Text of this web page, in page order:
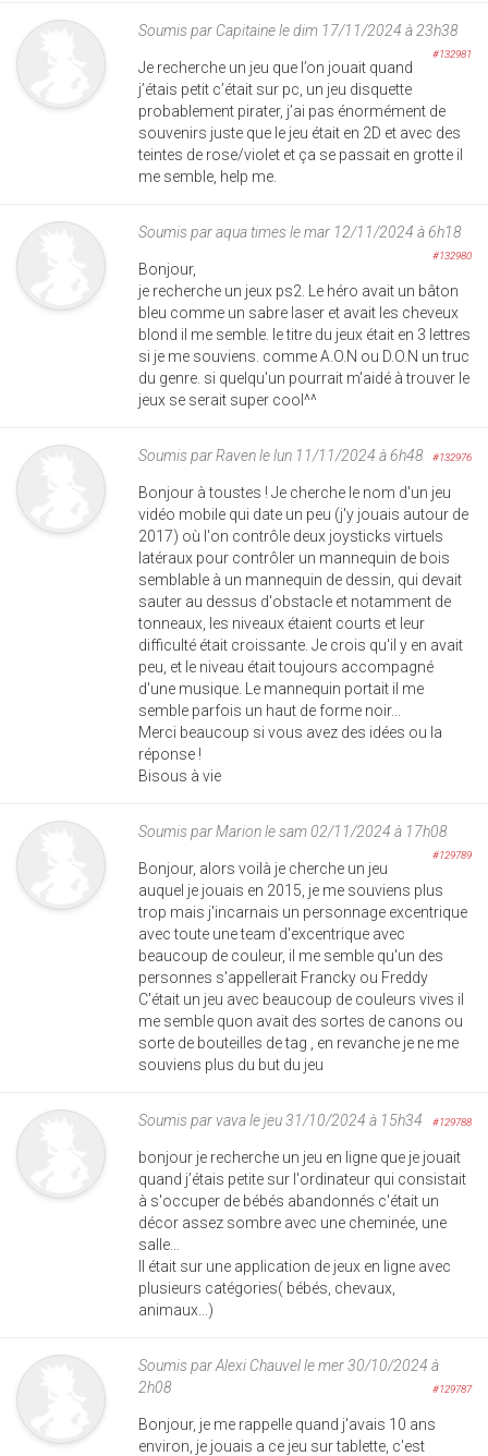
Soumis par Capitainele dim 17/11/2024 à 23h38
#132981
Je recherche un jeu que l’on jouait quand
j’étais petit c’était sur pc, un jeu disquette
probablement pirater, j’ai pas énormément de
souvenirs juste que le jeu était en 2D et avec des
teintes de rose/violet et ça se passait en grotte il
me semble, help me.
Soumis paraqua timesle mar 12/11/2024 à 6h18
#132980
Bonjour,
je recherche un jeux ps2. Le héro avait un bâton
bleu comme un sabre laser et avait les cheveux
blond il me semble. le titre du jeux était en 3 lettres
si je me souviens. comme A.O.N ou D.O.N un truc
du genre. si quelqu'un pourrait m'aidé à trouver le
jeux se serait super cool^^
Soumis parRavenle lun 11/11/2024 à 6h48 #132976
Bonjour à toustes ! Je cherche le nom d'un jeu
vidéo mobile qui date un peu (j'y jouais autour de
2017) où l'on contrôle deux joysticks virtuels
latéraux pour contrôler un mannequin de bois
semblable à un mannequin de dessin, qui devait
sauter au dessus d'obstacle et notamment de
tonneaux, les niveaux étaient courts et leur
difficulté était croissante. Je crois qu'il y en avait
peu, et le niveau était toujours accompagné
d'une musique. Le mannequin portait il me
semble parfois un haut de forme noir...
Merci beaucoup si vous avez des idées ou la
réponse !
Bisous à vie
Soumis parMarionle sam 02/11/2024 à 17h08
#129789
Bonjour, alors voilà je cherche un jeu
auquel je jouais en 2015, je me souviens plus
trop mais j'incarnais un personnage excentrique
avec toute une team d'excentrique avec
beaucoup de couleur, il me semble qu'un des
personnes s'appellerait Francky ou Freddy
C'était un jeu avec beaucoup de couleurs vives il
me semble quon avait des sortes de canons ou
sorte de bouteilles de tag , en revanche je ne me
souviens plus du but du jeu
Soumis par vavale jeu 31/10/2024 à 15h34 #129788
bonjour je recherche un jeu en ligne que je jouait
quand j’étais petite sur l'ordinateur qui consistait
à s'occuper de bébés abandonnés c'était un
décor assez sombre avec une cheminée, une
salle...
Il était sur une application de jeux en ligne avec
plusieurs catégories( bébés, chevaux,
animaux...)
Soumis parAlexi Chauvelle mer 30/10/2024 à
2h08
#129787
Bonjour, je me rappelle quand j'avais 10 ans
environ, je jouais a ce jeu sur tablette, c'est